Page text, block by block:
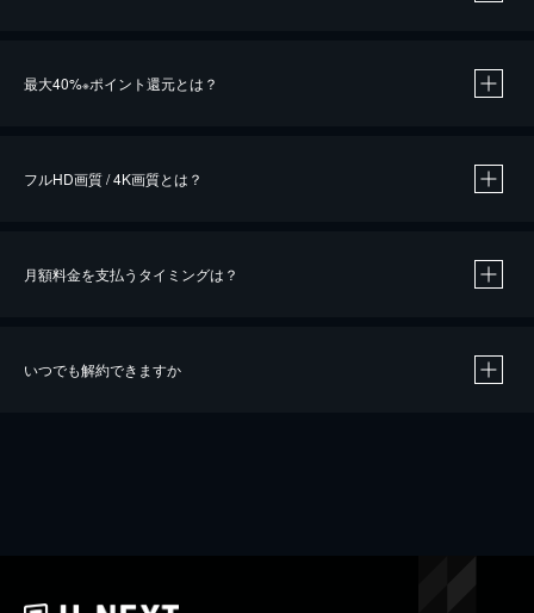
最大40%※ポイント還元とは？
※40％ポイント還元の対象は、クレジットカード決済による作品の購入 / レンタルです。
iOSアプリのUコイン決済による作品の購入 / レンタルは、20％のポイント還元です。
フルHD画質 / 4K画質とは？
月額料金を支払うタイミングは？
いつでも解約できますか